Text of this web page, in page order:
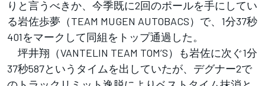
りと言うべきか、今季既に2回のポールを手にしてい
る岩佐歩夢（TEAM MUGEN AUTOBACS）で、1分37秒
401をマークして同組をトップ通過した。
坪井翔（VANTELIN TEAM TOM’S）も岩佐に次ぐ1分
37秒587というタイムを出していたが、デグナー2で